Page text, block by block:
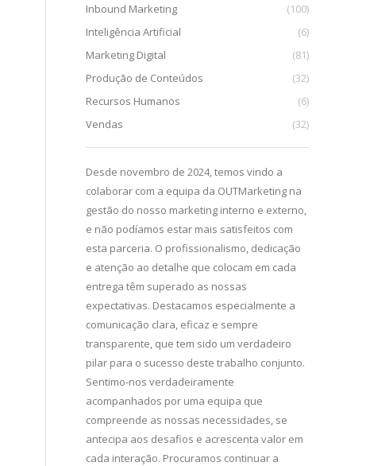
Inbound Marketing
(100)
Inteligência Artificial
(6)
Marketing Digital
(81)
Produção de Conteúdos
(32)
Recursos Humanos
(6)
Vendas
(32)
esta
das ações de
tem
e
sempre pelos
resultou
Desde novembro de 2024, temos vindo a
colaborar com a equipa da OUTMarketing na
gestão do nosso marketing interno e externo,
e não podíamos estar mais satisfeitos com
esta parceria. O profissionalismo, dedicação
e atenção ao detalhe que colocam em cada
entrega têm superado as nossas
expectativas. Destacamos especialmente a
comunicação clara, eficaz e sempre
transparente, que tem sido um verdadeiro
pilar para o sucesso deste trabalho conjunto.
Sentimo-nos verdadeiramente
acompanhados por uma equipa que
compreende as nossas necessidades, se
antecipa aos desafios e acrescenta valor em
cada interação. Procuramos continuar a